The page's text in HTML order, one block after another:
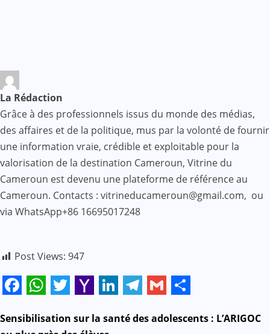
La Rédaction
Grâce à des professionnels issus du monde des médias,
des affaires et de la politique, mus par la volonté de fournir
une information vraie, crédible et exploitable pour la
valorisation de la destination Cameroun, Vitrine du
Cameroun est devenu une plateforme de référence au
Cameroun. Contacts : vitrineducameroun@gmail.com, ou
via WhatsApp+86 16695017248
Post Views: 947
Mail
N
Sensibilisation sur la santé des adolescents : L’ARIGOC